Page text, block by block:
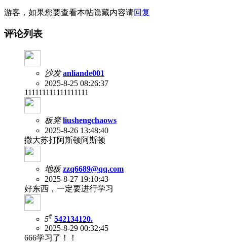
游客，如果您要查看本帖隐藏内容请回复
评论列表
沙发 anliande001
2025-8-25 08:26:37
111111111111111111
板凳 liushengchaows
2025-8-26 13:48:40
撒大苏打阿斯顿阿斯顿
地板 zzq6689@qq.com
2025-8-27 19:10:43
好东西，一定要进行学习
5# 542134120.
2025-8-29 00:32:45
666学习了！！